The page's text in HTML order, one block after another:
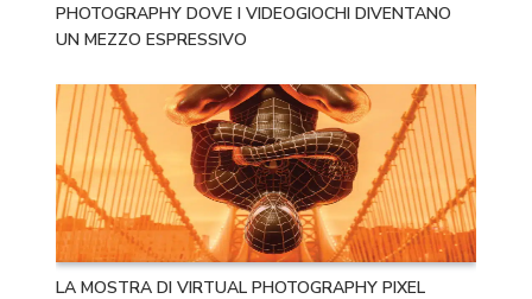
PHOTOGRAPHY DOVE I VIDEOGIOCHI DIVENTANO
UN MEZZO ESPRESSIVO
LA MOSTRA DI VIRTUAL PHOTOGRAPHY PIXEL